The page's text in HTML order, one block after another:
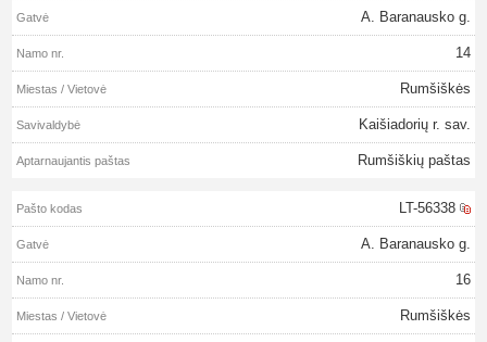
A. Baranausko g.
14
Rumšiškės
Kaišiadorių r. sav.
Rumšiškių paštas
LT-56338
A. Baranausko g.
16
Rumšiškės